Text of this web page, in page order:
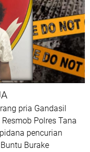
pria Gandasil
Polres Tana
pencurian
Burake